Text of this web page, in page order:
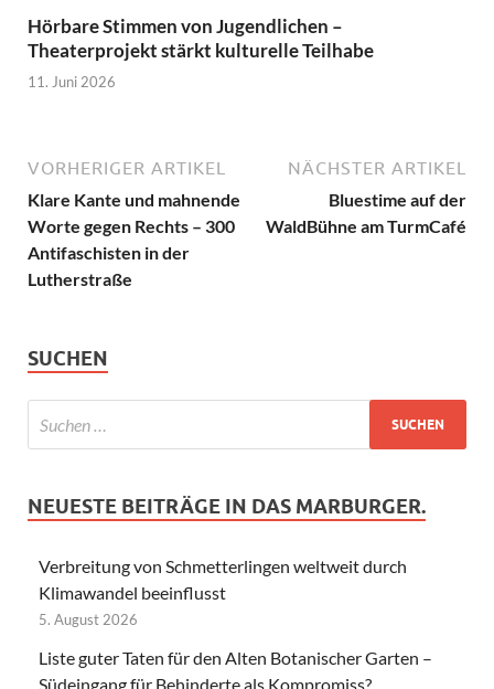
Hörbare Stimmen von Jugendlichen –
Theaterprojekt stärkt kulturelle Teilhabe
11. Juni 2026
VORHERIGER ARTIKEL
Klare Kante und mahnende
Worte gegen Rechts – 300
Antifaschisten in der
Lutherstraße
NÄCHSTER ARTIKEL
Bluestime auf der
WaldBühne am TurmCafé
SUCHEN
NEUESTE BEITRÄGE IN DAS MARBURGER.
Verbreitung von Schmetterlingen weltweit durch
Klimawandel beeinflusst
5. August 2026
Liste guter Taten für den Alten Botanischer Garten –
Südeingang für Behinderte als Kompromiss?